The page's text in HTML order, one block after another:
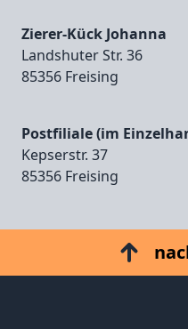
Zierer-Kück Johanna
Landshuter Str. 36
85356 Freising
Postfiliale (im
Kepserstr. 37
85356 Freising